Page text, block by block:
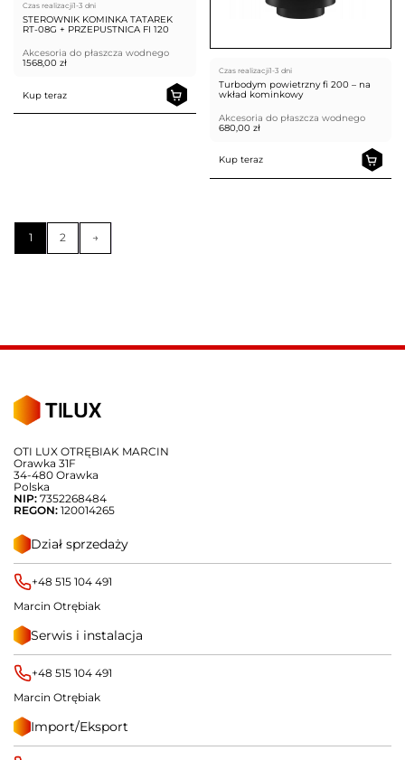
Czas realizacji1-3 dni
STEROWNIK KOMINKA TATAREK
RT-08G + PRZEPUSTNICA FI 120
Akcesoria do płaszcza wodnego
1568,00 zł
Kup teraz
Czas realizacji1-3 dni
Turbodym powietrzny fi 200 – na
wkład kominkowy
Akcesoria do płaszcza wodnego
680,00 zł
Kup teraz
1 2 →
OTI LUX OTRĘBIAK MARCIN
Orawka 31F
34-480 Orawka
Polska
NIP: 7352268484
REGON: 120014265
Dział sprzedaży
+48 515 104 491
Marcin Otrębiak
Serwis i instalacja
+48 515 104 491
Marcin Otrębiak
Import/Eksport